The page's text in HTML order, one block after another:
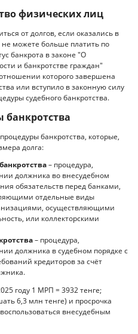
физических лиц
от долгов, если оказались в
можете больше платить по
банкрота в законе "О
и банкротстве граждан"
которого завершена
или вступило в законную силу
судебного банкротства.
банкротства, которые,
долга:
– процедура,
должника во внесудебном
обязательств перед банками,
отдельные виды
осуществляющими
или коллекторскими
– процедура,
должника в судебном порядке с
кредиторов за счёт
году 1 МРП = 3932 тенге;
6,3 млн тенге) и просрочка
внесудебным